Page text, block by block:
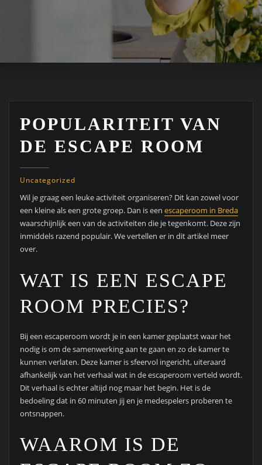
POPULARITEIT VAN
DE ESCAPE ROOM
Uncategorized
Wil je graag een leuke activiteit organiseren? Dit kan zowel voor
een kleine als een grote groep. Dan is een escaperoom in Breda
waarschijnlijk een van de activiteiten die je tegenkomt. Deze zijn
inmiddels razend populair. We vertellen er in dit artikel meer
over.
WAT IS EEN ESCAPE
ROOM PRECIES?
Bij een escaperoom wordt je in een kamer geplaatst waar het
nodig is om de samenwerking aan te gaan en zo de kamer te
kunnen verlaten. Deze kamer is sfeervol ingericht, uiteraard
afhankelijk van het verhaal wat in de escaperoom verteld wordt.
Dit verhaal is echter altijd nog maar het begin. Het is de
bedoeling dat in 60 minuten jij en je medespelers proberen te
ontsnappen.
WAAROM IS DE